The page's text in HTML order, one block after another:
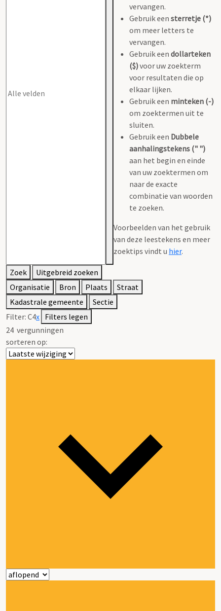
vervangen.
Gebruik een sterretje (*)
om meer letters te
vervangen.
Gebruik een dollarteken
($)voor uw zoekterm
voor resultaten die op
elkaar lijken.
Gebruik een minteken (-)
om zoektermen uit te
sluiten.
Gebruik een Dubbele
aanhalingstekens (" ")
aan het begin en einde
van uw zoektermen om
naar de exacte
combinatie van woorden
te zoeken.
Voorbeelden van het gebruik
van deze leestekens en meer
zoektips vindt u hier.
Zoek
Uitgebreid zoeken
Organisatie
Bron Plaats
Straat
Kadastrale gemeente
Sectie
Filter: C4x Filters legen
24 vergunningen
sorteren op: